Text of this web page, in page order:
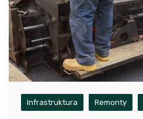
Infrastruktura Remonty